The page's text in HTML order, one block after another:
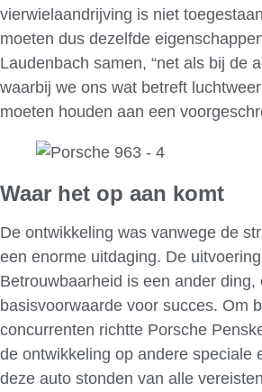
vierwielaandrijving is niet
moeten dus dezelfde
Laudenbach samen, “net als bij de
waarbij we ons wat betreft
moeten houden aan een
Waar het op aan komt
De ontwikkeling was vanwege de
een enorme uitdaging. De
Betrouwbaarheid is een ander ding,
basisvoorwaarde voor succes. Om
concurrenten richtte Porsche
de ontwikkeling op andere speciale
deze auto stonden van alle